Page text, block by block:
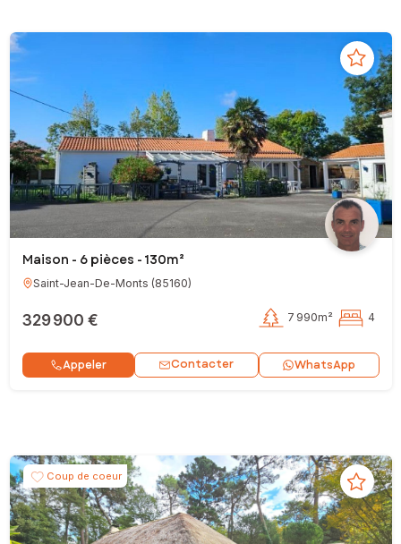
Maison - 6 pièces - 130m²
Saint-Jean-De-Monts (85160)
329 900 € 7 990m² 4
Appeler Contacter WhatsApp
Coup de coeur